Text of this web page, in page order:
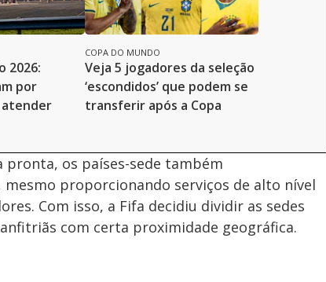
2026:
por
atender
COPA DO MUNDO
Veja 5 jogadores da seleção
‘escondidos’ que podem se
transferir após a Copa
os países-sede também
proporcionando serviços de alto nível
Com isso, a Fifa decidiu dividir as sedes
com certa proximidade geográfica.